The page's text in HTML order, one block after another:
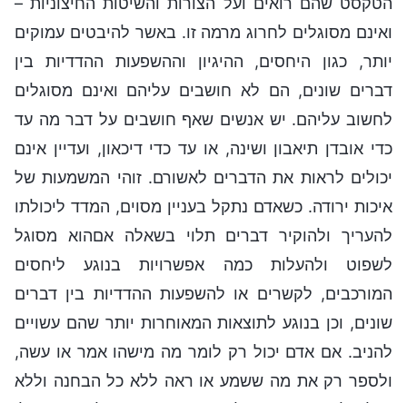
ואינם מסוגלים לחרוג מרמה זו. באשר להיבטים עמוקים
יותר, כגון היחסים, ההיגיון וההשפעות ההדדיות בין
דברים שונים, הם לא חושבים עליהם ואינם מסוגלים
לחשוב עליהם. יש אנשים שאף חושבים על דבר מה עד
כדי אובדן תיאבון ושינה, או עד כדי דיכאון, ועדיין אינם
יכולים לראות את הדברים לאשורם. זוהי המשמעות של
איכות ירודה. כשאדם נתקל בעניין מסוים, המדד ליכולתו
להעריך ולהוקיר דברים תלוי בשאלה אםהוא מסוגל
לשפוט ולהעלות כמה אפשרויות בנוגע ליחסים
המורכבים, לקשרים או להשפעות ההדדיות בין דברים
שונים, וכן בנוגע לתוצאות המאוחרות יותר שהם עשויים
להניב. אם אדם יכול רק לומר מה מישהו אמר או עשה,
ולספר רק את מה ששמע או ראה ללא כל הבחנה וללא